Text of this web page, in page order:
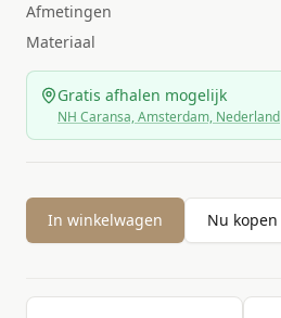
Afmetingen
Materiaal
Gratis afhalen mogelijk
NH Caransa, Amsterdam, Nederland
In winkelwagen Nu kopen